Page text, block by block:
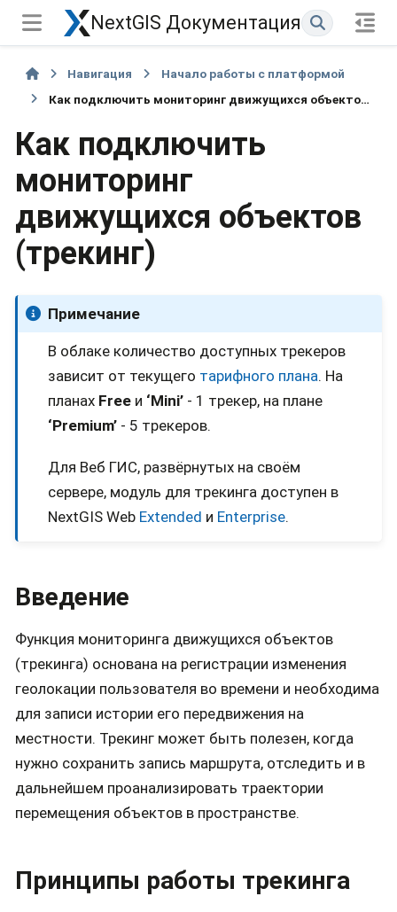
NextGIS Документация
Навигация
Начало работы с платформой
Как подключить мониторинг движущихся объектов (трекинг)
Как подключить
мониторинг
движущихся объектов
(трекинг)
Примечание
В облаке количество доступных трекеров
зависит от текущего тарифного плана. На
планах Free и ‘Mini’ - 1 трекер, на плане
‘Premium’ - 5 трекеров.
Для Веб ГИС, развёрнутых на своём
сервере, модуль для трекинга доступен в
NextGIS Web Extended и Enterprise.
Введение
Функция мониторинга движущихся объектов
(трекинга) основана на регистрации изменения
геолокации пользователя во времени и необходима
для записи истории его передвижения на
местности. Трекинг может быть полезен, когда
нужно сохранить запись маршрута, отследить и в
дальнейшем проанализировать траектории
перемещения объектов в пространстве.
Принципы работы трекинга